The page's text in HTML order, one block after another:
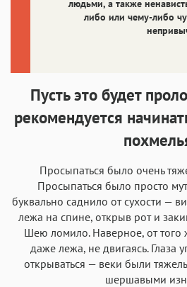
людьми, а также
либо или чему-либо
Пусть это будет
рекомендуется
Просыпаться было очень
Просыпаться было просто
буквально саднило от сухости —
лежа на спине, открыв рот и
Шею ломило. Наверное, от того
даже лежа, не двигаясь. Глаза
открываться — веки были
шершавыми